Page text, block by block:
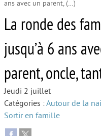
Autour
ans avec un parent, (…)
La ronde des
jusqu’à 6 ans
parent, oncle,
Jeudi 2 juillet
Catégories :Autour de la
Sortir en famille